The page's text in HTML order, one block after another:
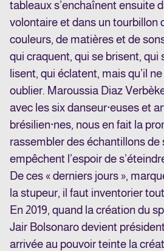
tableaux s’enchaînent ensuite
volontaire et dans un tourbillon
couleurs, de matières et de
qui craquent, qui se brisent, qui
lisent, qui éclatent, mais qu’il
oublier. Maroussia Diaz
avec les six danseur·euses et
brésilien·nes, nous en fait la
rassembler des échantillons de
empêchent l’espoir de
De ces « derniers jours »,
la stupeur, il faut inventorier
En 2019, quand la création du
Jair Bolsonaro devient
arrivée au pouvoir teinte la